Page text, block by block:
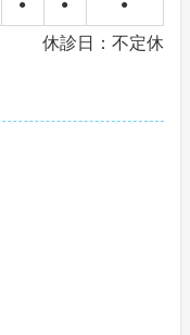
● ● ●
休診日：不定休